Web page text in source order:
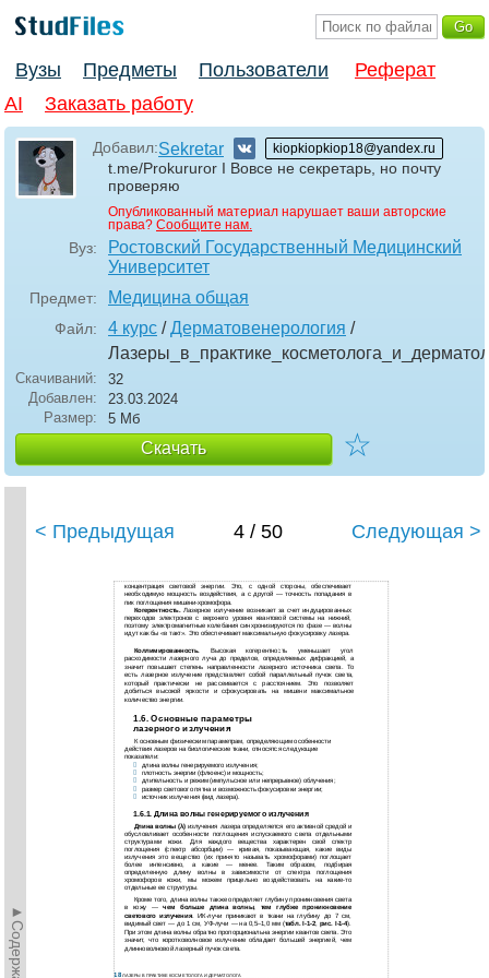
Вузы Предметы Пользователи
Реферат
AI
Заказать работу
Добавил:Sekretar kiopkiopkiop18@yandex.ru
t.me/Prokururor I Вовсе не секретарь, но почту
проверяю
Опубликованный материал нарушает ваши авторские
права? Сообщите нам.
Вуз:
Ростовский Государственный Медицинский
Университет
Предмет: Медицина общая
Файл: 4 курс /Дерматовенерология /
Скачиваний:
32
Добавлен:
23.03.2024
Размер:
5 Мб
Скачать ☆
< Предыдущая 4 / 50 Следующая >
концентрация световой энергии. Это, с одной стороны, обеспечивает
необходимую мощность воздействия, а с другой — точность попадания в
пик поглощения мишени-хромофора.
Когерентность.Лазерное излучение возникает за счет индуцированных
переходов электронов с верхнего уровня квантовой системы на нижний,
поэтому электромагнитные колебания синхронизируются по фазе — волны
идут как бы «в такт». Это обеспечивает максимальную фокусировку лазера.
Коллимированность. Высокая когерентность уменьшает угол
расходимости лазерного луча до пределов, определяемых дифракцией, а
значит повышает степень направленности лазерного источника света. То
есть лазерное излучение представляет собой параллельный пучок света,
который практически не рассеивается с расстоянием. Это позволяет
добиться высокой яркости и сфокусировать на мишени максимальное
количество энергии.
1.6. Основные параметры
лазерного излучения
К основным физическим параметрам, определяющим особенности
действия лазеров на биологические ткани, относятся следующие
показатели:
 длина волны генерируемого излучения;
 плотность энергии (флюенс) и мощность;
 длительность и режим (импульсное или непрерывное) облучения;
 размер светового пятна и возможность фокусировки энергии;
 источник излучения (вид лазера).
1.6.1. Длина волны генерируемого излучения
Длина волны (λ) излучения лазера определяется его активной средой и
обусловливает особенности поглощения испускаемого света отдельными
структурами кожи. Для каждого вещества характерен свой спектр
поглощения (спектр абсорбции) — кривая, показывающая, какие виды
излучения это вещество (их принято называть хромофорами) поглощает
более интенсивно, а какие — менее. Таким образом, подбирая
определенную длину волны в зависимости от спектра поглощения
хромофоров кожи, мы можем прицельно воздействовать на какие-то
отдельные ее структуры.
Кроме того, длина волны также определяет глубину проникновения света
в кожу —чем больше длина волны, тем глубже проникновение
светового излучения. ИК-лучи приникают в ткани на глубину до 7 см,
видимый свет — до 1 см, УФ-лучи — на 0,5–1,0 мм (табл. I-1-2, рис. I-1-4).
При этом длина волны обратно пропорциональна энергии квантов света. Это
значит, что коротковолновое излучение обладает большей энергией, чем
длинноволновой лазерный пучок света.
18ЛАЗЕРЫ В ПРАКТИКЕ КОСМЕТОЛОГА И ДЕРМАТОЛОГА